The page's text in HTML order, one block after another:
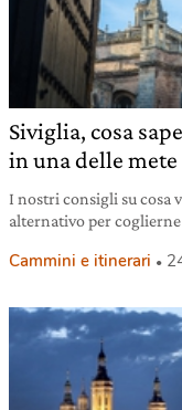
Siviglia, cosa
in una delle
I nostri consigli su cosa
alternativo per
Cammini e itinerari